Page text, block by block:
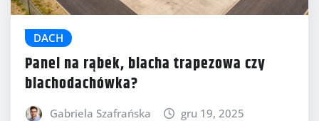
DACH
Panel na rąbek, blacha trapezowa czy
blachodachówka?
Gabriela Szafrańska gru 19, 2025